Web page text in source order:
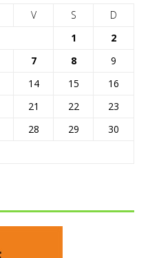
V S
D
1
2
7 8
9
14 15
16
21 22
23
28 29
30